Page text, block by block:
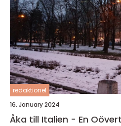
redaktionel
16. January 2024
Åka till Italien - En